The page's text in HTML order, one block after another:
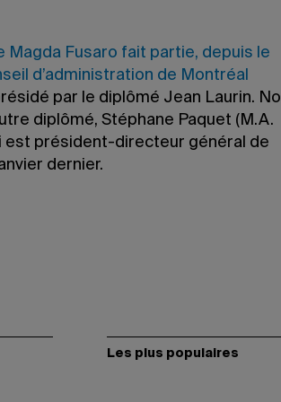
Magda Fusaro fait partie, depuis le
d’administration de Montréal
par le diplômé Jean Laurin.
diplômé, Stéphane Paquet (M.A.
est président-directeur général de
dernier.
Les plus populaires